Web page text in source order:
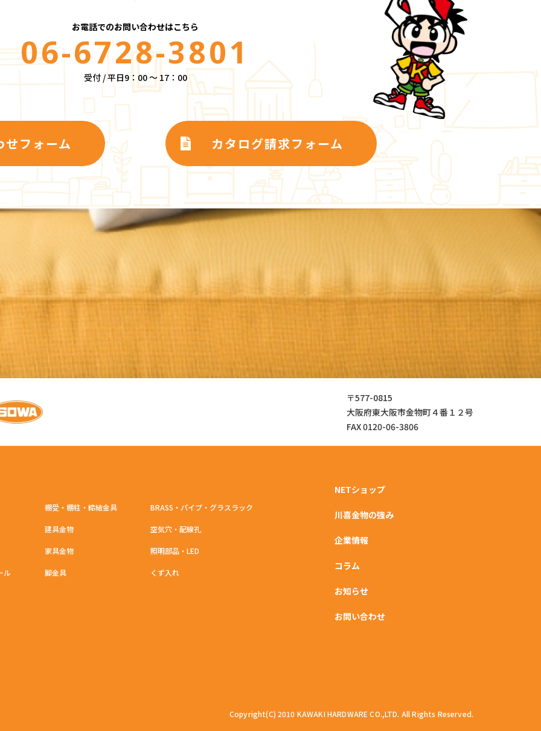
お電話でのお問い合わせはこちら
06-6728-3801
受付 / 平日9：00 ～ 17：00
せフォーム カタログ請求フォーム
〒577-0815
大阪府東大阪市金物町４番１２号
FAX 0120-06-3806
ル
棚受・棚柱・締結金具
建具金物
家具金物
脚金具
BRASS・パイプ・グラスラック
空気穴・配線孔
照明部品・LED
くず入れ
NETショップ
川喜金物の強み
企業情報
コラム
お知らせ
お問い合わせ
Copyright(C) 2010 KAWAKI HARDWARE CO.,LTD. All Rights Reserved.